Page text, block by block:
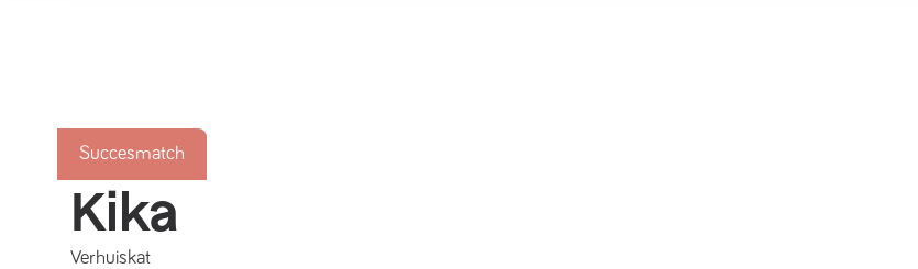
Succesmatch
Kika
Verhuiskat